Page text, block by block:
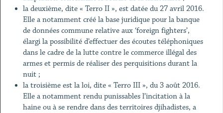
la deuxième, dite « Terro II », est datée du 27 avril 2016.
Elle a notamment créé la base juridique pour la banque
de données commune relative aux ‘foreign fighters’,
élargi la possibilité d’effectuer des écoutes téléphoniques
dans le cadre de la lutte contre le commerce illégal des
armes et permis de réaliser des perquisitions durant la
nuit ;
la troisième est la loi, dite « Terro III », du 3 août 2016.
Elle a notamment rendu punissables l’incitation à la
haine ou à se rendre dans des territoires djihadistes, a